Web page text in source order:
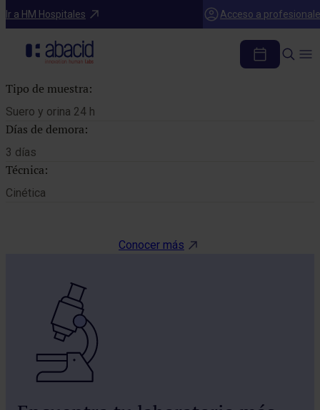
Ir a HM Hospitales Acceso a
Catálogo de pruebas
ACLARAMIENTO CREATININA
Tipo de muestra:
Suero y orina 24 h
Días de demora:
3 días
Técnica:
Cinética
Conocer más